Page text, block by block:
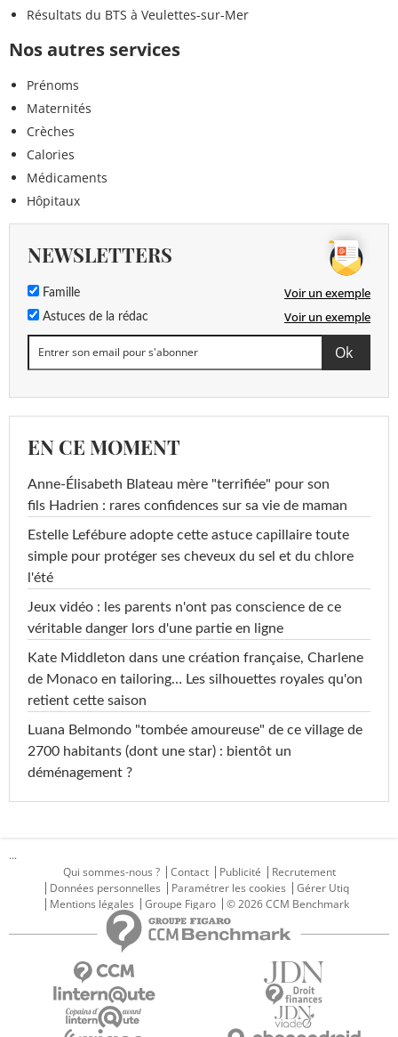
Résultats du BTS à Veulettes-sur-Mer
Nos autres services
Prénoms
Maternités
Crèches
Calories
Médicaments
Hôpitaux
NEWSLETTERS
Famille Voir un exemple
Astuces de la rédac Voir un exemple
EN CE MOMENT
Anne-Élisabeth Blateau mère "terrifiée" pour son
fils Hadrien : rares confidences sur sa vie de maman
Estelle Lefébure adopte cette astuce capillaire toute
simple pour protéger ses cheveux du sel et du chlore
l'été
Jeux vidéo : les parents n'ont pas conscience de ce
véritable danger lors d'une partie en ligne
Kate Middleton dans une création française, Charlene
de Monaco en tailoring… Les silhouettes royales qu'on
retient cette saison
Luana Belmondo "tombée amoureuse" de ce village de
2700 habitants (dont une star) : bientôt un
déménagement ?
...
Qui sommes-nous ?
Contact Publicité
Recrutement
Données personnelles
Paramétrer les cookies
Gérer Utiq
Mentions légales
Groupe Figaro © 2026 CCM Benchmark